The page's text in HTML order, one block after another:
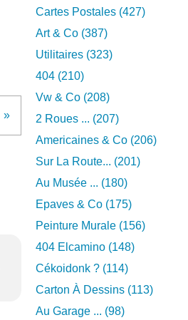
Cartes Postales (427)
Art & Co (387)
Utilitaires (323)
404 (210)
Vw & Co (208)
2 Roues ... (207)
Americaines & Co (206)
Sur La Route... (201)
Au Musée ... (180)
Epaves & Co (175)
Peinture Murale (156)
404 Elcamino (148)
Cékoidonk ? (114)
Carton À Dessins (113)
Au Garage ... (98)